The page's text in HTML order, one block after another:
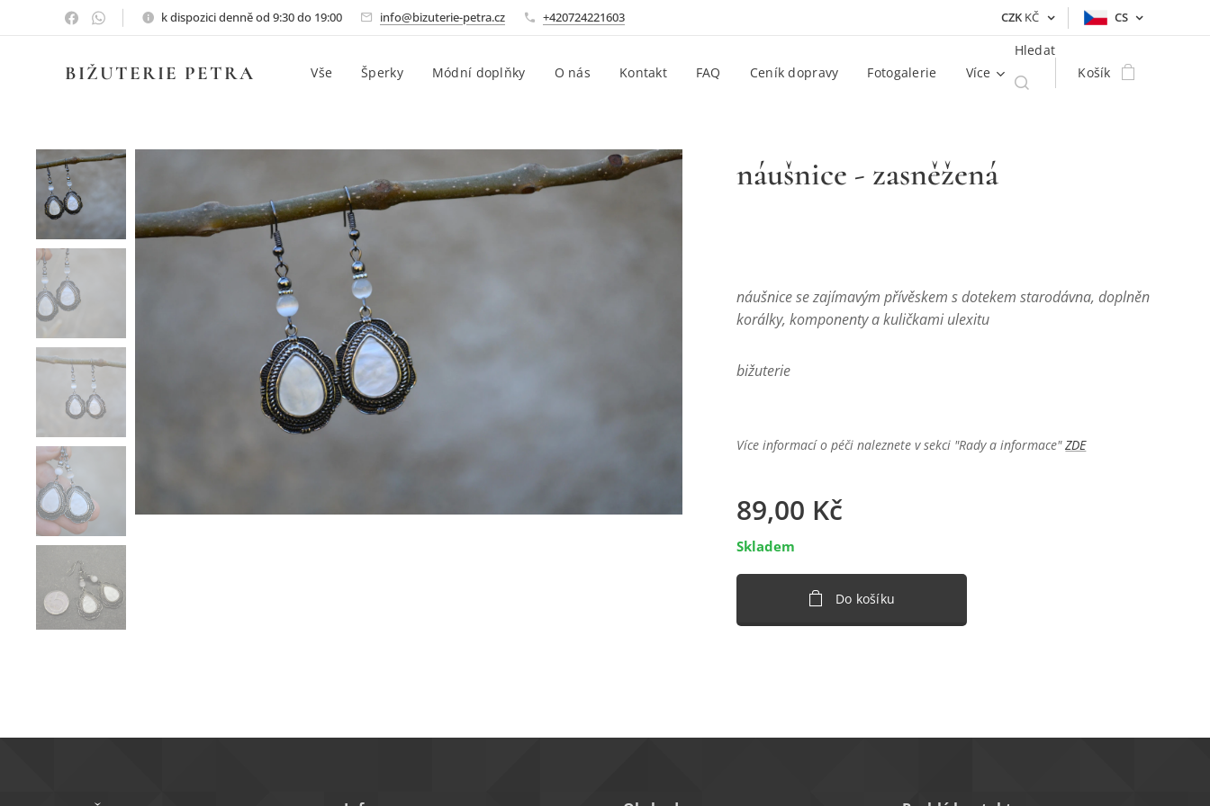
k dispozici denně od 9:30 do 19:00 info@bizuterie-petra.cz +420724221603 CZK KČ CS
BIŽUTERIE PETRA Vše Šperky Módní doplňky O nás Kontakt FAQ Ceník dopravy Fotogalerie Více
Hledat
Košík
náušnice - zasněžená
náušnice se zajímavým přívěskem s dotekem starodávna, doplněn
korálky, komponenty a kuličkami ulexitu
bižuterie
Více informací o péči naleznete v sekci "Rady a informace"ZDE
89,00 Kč
Skladem
Do košíku